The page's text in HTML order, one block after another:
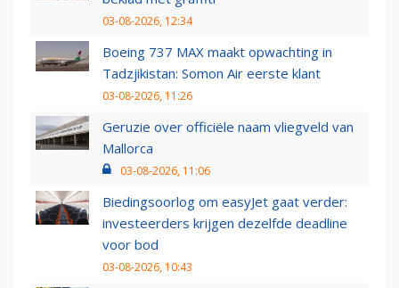
03-08-2026, 12:34
Boeing 737 MAX maakt opwachting in
Tadzjikistan: Somon Air eerste klant
03-08-2026, 11:26
Geruzie over officiële naam vliegveld van
Mallorca
03-08-2026, 11:06
Biedingsoorlog om easyJet gaat verder:
investeerders krijgen dezelfde deadline
voor bod
03-08-2026, 10:43